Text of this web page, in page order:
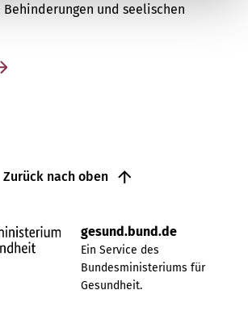
und seelischen
Zurück nach oben
gesund.bund.de
Ein Service des
Bundesministeriums für
Gesundheit.